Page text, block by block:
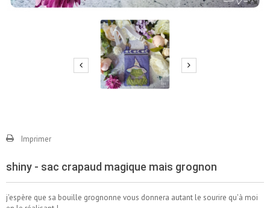
Imprimer
shiny - sac crapaud magique mais grognon
j'espère que sa bouille grognonne vous donnera autant le sourire qu'à moi